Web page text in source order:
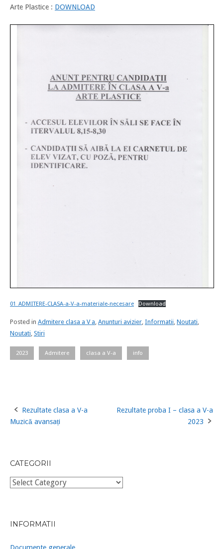
Arte Plastice : DOWNLOAD
01_ADMITERE-CLASA-a-V-a-materiale-necesare Download
Posted in Admitere clasa a V a, Anunturi avizier, Informatii, Noutati,
Noutati, Stiri
2023 Admitere clasa a V-a info
Post
Rezultate clasa a V-a
Muzică avansați
Rezultate proba I – clasa a V-a
2023
CATEGORII
Categorii
INFORMATII